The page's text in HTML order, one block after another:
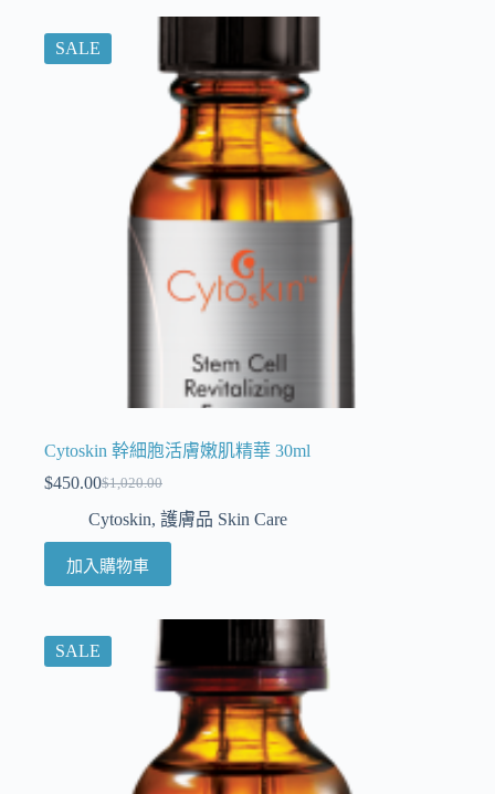
SALE
Cytoskin 幹細胞活膚嫩肌精華 30ml
$1,020.00
$450.00
Cytoskin, 護膚品 Skin Care
加入購物車
SALE